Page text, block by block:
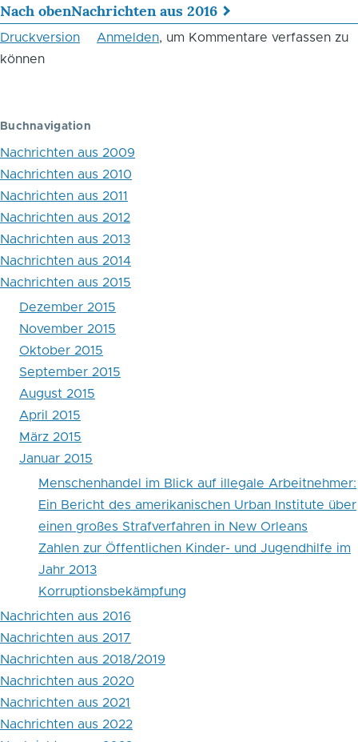
für
das
Buch
Korruptionsbekämpfung
Nach obenNachrichten aus 2016
Druckversion Anmelden, um Kommentare verfassen zu
können
Buchnavigation
Nachrichten aus 2009
Nachrichten aus 2010
Nachrichten aus 2011
Nachrichten aus 2012
Nachrichten aus 2013
Nachrichten aus 2014
Nachrichten aus 2015
Dezember 2015
November 2015
Oktober 2015
September 2015
August 2015
April 2015
März 2015
Januar 2015
Menschenhandel im Blick auf illegale Arbeitnehmer:
Ein Bericht des amerikanischen Urban Institute über
einen großes Strafverfahren in New Orleans
Zahlen zur Öffent­lichen Kin­der- und Jugend­hilfe im
Jahr 2013
Korruptionsbekämpfung
Nachrichten aus 2016
Nachrichten aus 2017
Nachrichten aus 2018/2019
Nachrichten aus 2020
Nachrichten aus 2021
Nachrichten aus 2022